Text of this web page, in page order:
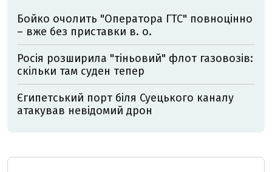
Бойко очолить "Оператора ГТС" повноцінно
– вже без приставки в. о.
Росія розширила "тіньовий" флот газовозів:
скільки там суден тепер
Єгипетський порт біля Суецького каналу
атакував невідомий дрон